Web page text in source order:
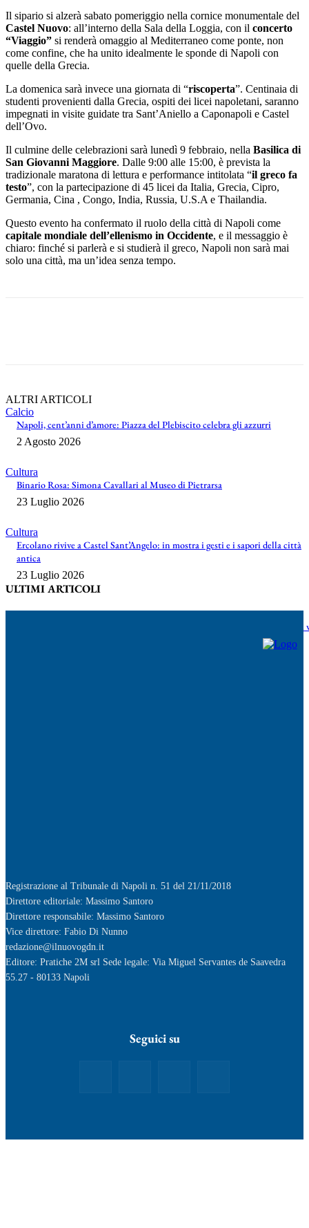
Il sipario si alzerà sabato pomeriggio nella cornice monumentale del
Castel Nuovo: all’interno della Sala della Loggia, con il concerto
“Viaggio” si renderà omaggio al Mediterraneo come ponte, non
come confine, che ha unito idealmente le sponde di Napoli con
quelle della Grecia.
La domenica sarà invece una giornata di “riscoperta”. Centinaia di
studenti provenienti dalla Grecia, ospiti dei licei napoletani, saranno
impegnati in visite guidate tra Sant’Aniello a Caponapoli e Castel
dell’Ovo.
Il culmine delle celebrazioni sarà lunedì 9 febbraio, nella Basilica di
San Giovanni Maggiore. Dalle 9:00 alle 15:00, è prevista la
tradizionale maratona di lettura e performance intitolata “il greco fa
testo”, con la partecipazione di 45 licei da Italia, Grecia, Cipro,
Germania, Cina , Congo, India, Russia, U.S.A e Thailandia.
Questo evento ha confermato il ruolo della città di Napoli come
capitale mondiale dell’ellenismo in Occidente, e il messaggio è
chiaro: finché si parlerà e si studierà il greco, Napoli non sarà mai
solo una città, ma un’idea senza tempo.
ALTRI ARTICOLI
Calcio
Napoli, cent’anni d’amore: Piazza del Plebiscito celebra gli azzurri
2 Agosto 2026
Cultura
Binario Rosa: Simona Cavallari al Museo di Pietrarsa
23 Luglio 2026
Cultura
Ercolano rivive a Castel Sant’Angelo: in mostra i gesti e i sapori della città
antica
23 Luglio 2026
ULTIMI ARTICOLI
Napoli, 12enne accoltellato dopo una lite a Ponticelli: non è in pericolo di
Registrazione al Tribunale di Napoli n. 51 del 21/11/2018
Direttore editoriale: Massimo Santoro
Direttore responsabile: Massimo Santoro
Vice direttore: Fabio Di Nunno
redazione@ilnuovogdn.it
Editore: Pratiche 2M srl Sede legale: Via Miguel Servantes de Saavedra
55.27 - 80133 Napoli
Seguici su